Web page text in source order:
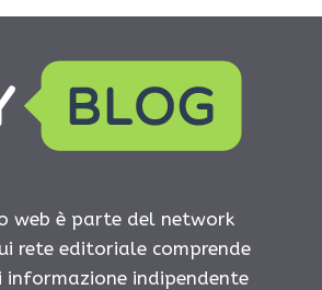
web è parte del network
rete editoriale comprende
indipendente